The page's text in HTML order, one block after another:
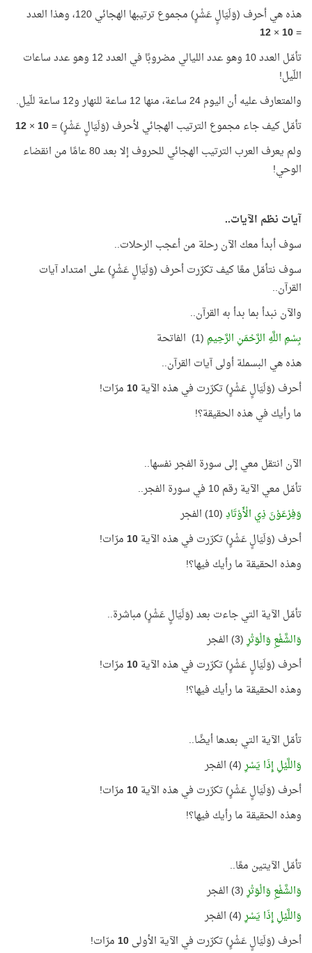
هذه هي أحرف (وَلَيَالٍ عَشْرٍ) مجموع ترتيبها الهجائي 120، وهذا العدد
=
10
×
12
تأمّل العدد 10 وهو عدد الليالي مضروبًا في العدد 12 وهو عدد ساعات
اللّيل!
والمتعارف عليه أن اليوم 24 ساعة، منها 12 ساعة للنهار و12 ساعة للّيل.
تأمّل كيف جاء مجموع الترتيب الهجائي لأحرف (وَلَيَالٍ عَشْرٍ) =10
×
12
ولم يعرف العرب الترتيب الهجائي للحروف إلا بعد 80 عامًا من انقضاء
الوحي!
آيات نظم الآيات..
سوف أبدأ معك الآن رحلة من أعجب الرحلات..
سوف نتأمّل معًا كيف تكرّرت أحرف (وَلَيَالٍ عَشْرٍ) على امتداد آيات
القرآن..
والآن نبدأ بما بدأ به القرآن..
بِسْمِ اللَّهِ الرَّحْمَنِ الرَّحِيمِ (1) الفاتحة
هذه هي البسملة أولى آيات القرآن..
أحرف (وَلَيَالٍ عَشْرٍ) تكرّرت في هذه الآية10مرّات!
ما رأيك في هذه الحقيقة؟!
الآن انتقل معي إلى سورة الفجر نفسها..
تأمّل معي الآية رقم 10 في سورة الفجر..
وَفِرْعَوْنَ ذِي الْأَوْتَادِ(10) الفجر
أحرف (وَلَيَالٍ عَشْرٍ) تكرّرت في هذه الآية10مرّات!
وهذه الحقيقة ما رأيك فيها؟!
تأمّل الآية التي جاءت بعد (وَلَيَالٍ عَشْرٍ) مباشرة..
وَالشَّفْعِ وَالْوَتْرِ(3) الفجر
أحرف (وَلَيَالٍ عَشْرٍ) تكرّرت في هذه الآية10مرّات!
وهذه الحقيقة ما رأيك فيها؟!
تأمّل الآية التي بعدها أيضًا..
وَاللَّيْلِ إِذَا يَسْرِ(4) الفجر
أحرف (وَلَيَالٍ عَشْرٍ) تكرّرت في هذه الآية10مرّات!
وهذه الحقيقة ما رأيك فيها؟!
تأمّل الآيتين معًا..
وَالشَّفْعِ وَالْوَتْرِ(3) الفجر
وَاللَّيْلِ إِذَا يَسْرِ(4) الفجر
أحرف (وَلَيَالٍ عَشْرٍ) تكرّرت في الآية الأولى10مرّات!